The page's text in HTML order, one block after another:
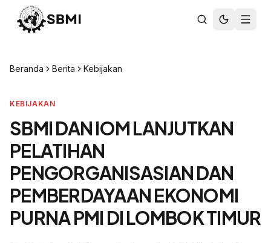
Beranda Berita Kebijakan
KEBIJAKAN
SBMI DAN IOM LANJUTKAN
PELATIHAN
PENGORGANISASIAN DAN
PEMBERDAYAAN EKONOMI
PURNA PMI DI LOMBOK TIMUR